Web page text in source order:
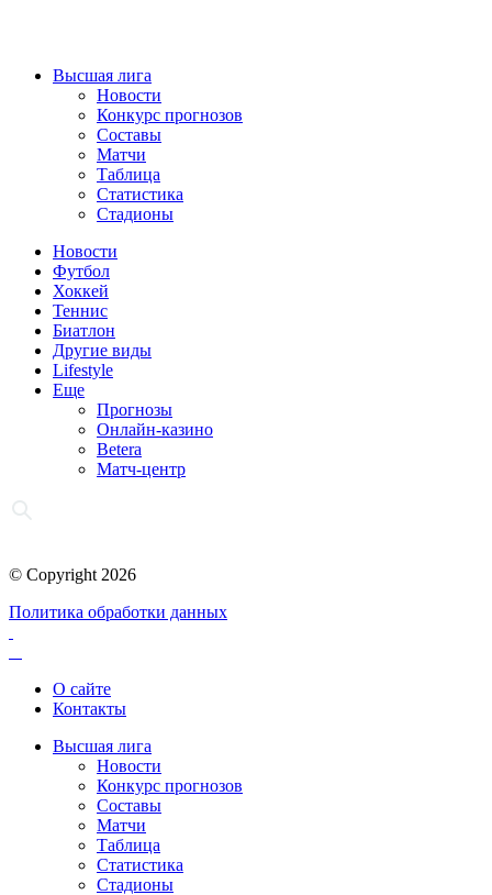
Высшая лига
Новости
Конкурс прогнозов
Составы
Матчи
Таблица
Статистика
Стадионы
Новости
Футбол
Хоккей
Теннис
Биатлон
Другие виды
Lifestyle
Еще
Прогнозы
Онлайн-казино
Betera
Матч-центр
© Copyright 2026
Политика обработки данных
О сайте
Контакты
Высшая лига
Новости
Конкурс прогнозов
Составы
Матчи
Таблица
Статистика
Стадионы